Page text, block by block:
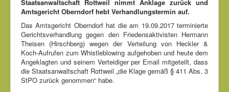
Staatsanwaltschaft Rottweil nimmt Anklage zurück und
Amtsgericht Oberndorf hebt Verhandlungstermin auf.
Das Amtsgericht Oberndorf hat die am 19.09.2017 terminierte
Gerichtsverhandlung gegen den Friedensaktivisten Hermann
Theisen (Hirschberg) wegen der Verteilung von Heckler &
Koch-Aufrufen zum Whistleblowing aufgehoben und heute dem
Angeklagten und seinem Verteidiger per Email mitgeteilt, dass
die Staatsanwaltschaft Rottweil „die Klage gemäß § 411 Abs. 3
StPO zurück genommen“ habe.